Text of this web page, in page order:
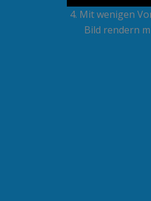
4. Mit wenigen
Bild rendern